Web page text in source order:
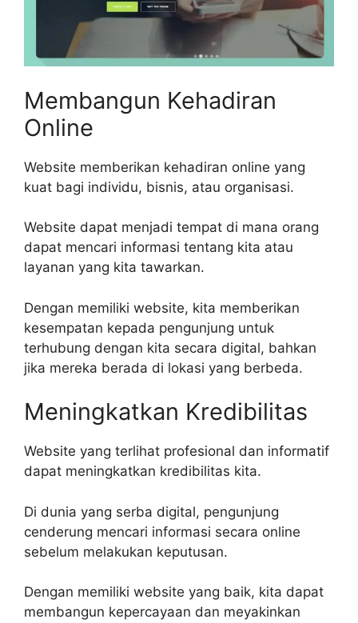
Membangun Kehadiran
Online
Website memberikan kehadiran online yang
kuat bagi individu, bisnis, atau organisasi.
Website dapat menjadi tempat di mana orang
dapat mencari informasi tentang kita atau
layanan yang kita tawarkan.
Dengan memiliki website, kita memberikan
kesempatan kepada pengunjung untuk
terhubung dengan kita secara digital, bahkan
jika mereka berada di lokasi yang berbeda.
Meningkatkan Kredibilitas
Website yang terlihat profesional dan informatif
dapat meningkatkan kredibilitas kita.
Di dunia yang serba digital, pengunjung
cenderung mencari informasi secara online
sebelum melakukan keputusan.
Dengan memiliki website yang baik, kita dapat
membangun kepercayaan dan meyakinkan